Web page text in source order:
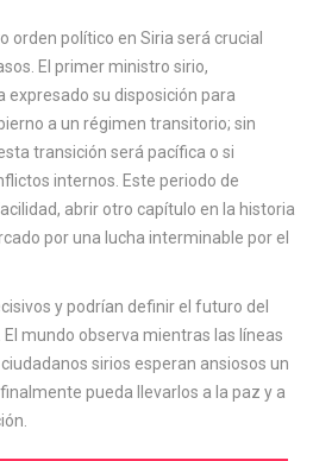
orden político en Siria será crucial
El primer ministro sirio,
expresado su disposición para
a un régimen transitorio; sin
transición será pacífica o si
internos. Este periodo de
abrir otro capítulo en la historia
por una lucha interminable por el
y podrían definir el futuro del
mundo observa mientras las líneas
sirios esperan ansiosos un
pueda llevarlos a la paz y a